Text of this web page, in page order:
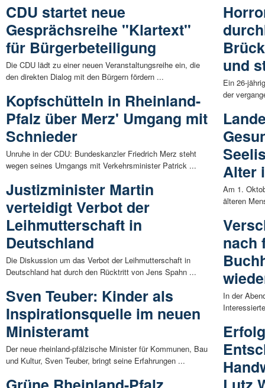
CDU startet neue
Gesprächsreihe "Klartext"
für Bürgerbeteiligung
Die CDU lädt zu einer neuen Veranstaltungsreihe ein, die
den direkten Dialog mit den Bürgern fördern ...
Kopfschütteln in Rheinland-
Pfalz über Merz' Umgang mit
Schnieder
Unruhe in der CDU: Bundeskanzler Friedrich Merz steht
wegen seines Umgangs mit Verkehrsminister Patrick ...
Justizminister Martin
verteidigt Verbot der
Leihmutterschaft in
Deutschland
Die Diskussion um das Verbot der Leihmutterschaft in
Deutschland hat durch den Rücktritt von Jens Spahn ...
Sven Teuber: Kinder als
Inspirationsquelle im neuen
Ministeramt
Der neue rheinland-pfälzische Minister für Kommunen, Bau
und Kultur, Sven Teuber, bringt seine Erfahrungen ...
und
Ein 26-
der
Alter
Am 1.
älteren
nach
In der